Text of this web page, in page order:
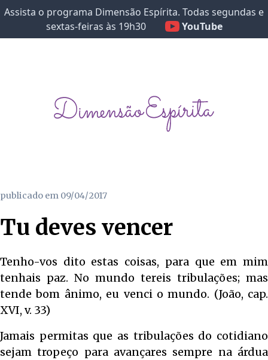
Assista o programa Dimensão Espírita. Todas segundas e
sextas-feiras às 19h30
YouTube
publicado em 09/04/2017
Tu deves vencer
Tenho-vos dito estas coisas, para que em mim
tenhais paz. No mundo tereis tribulações; mas
tende bom ânimo, eu venci o mundo. (João, cap.
XVI, v. 33)
Jamais permitas que as tribulações do cotidiano
sejam tropeço para avançares sempre na árdua